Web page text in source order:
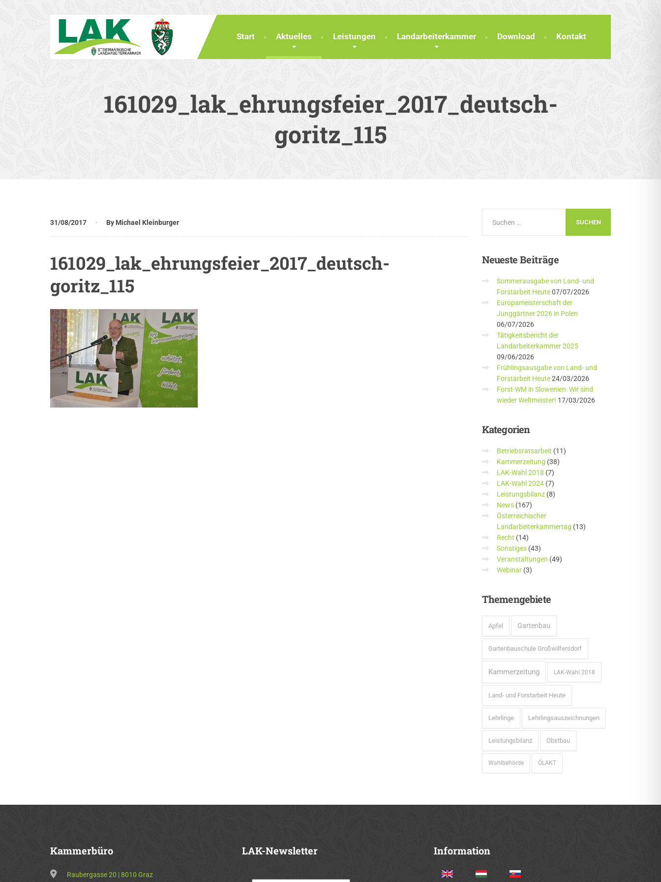
Start Aktuelles Leistungen Landarbeiterkammer Download Kontakt
161029_lak_ehrungsfeier_2017_deutsch-
goritz_115
31/08/2017 By Michael Kleinburger
161029_lak_ehrungsfeier_2017_deutsch-
goritz_115
NeuesteBeiträge
Sommerausgabe von Land- und
Forstarbeit Heute 07/07/2026
Europameisterschaft der
Junggärtner 2026 in Polen
06/07/2026
Tätigkeitsbericht der
Landarbeiterkammer 2025
09/06/2026
Frühlingsausgabe von Land- und
Forstarbeit Heute 24/03/2026
Forst-WM in Slowenien: Wir sind
wieder Weltmeister! 17/03/2026
Kategorien
Betriebsratsarbeit (11)
Kammerzeitung (38)
LAK-Wahl 2018 (7)
LAK-Wahl 2024(7)
Leistungsbilanz(8)
News(167)
Österreichischer
Landarbeiterkammertag (13)
Recht (14)
Sonstiges(43)
Veranstaltungen (49)
Webinar(3)
Themengebiete
Apfel Gartenbau
Gartenbauschule Großwilfersdorf
Kammerzeitung LAK-Wahl 2018
Land- und Forstarbeit Heute
Lehrlinge Lehrlingsauszeichnungen
Leistungsbilanz Obstbau
Wahlbehörde ÖLAKT
Kammerbüro
Raubergasse 20 | 8010 Graz
LAK-Newsletter Information